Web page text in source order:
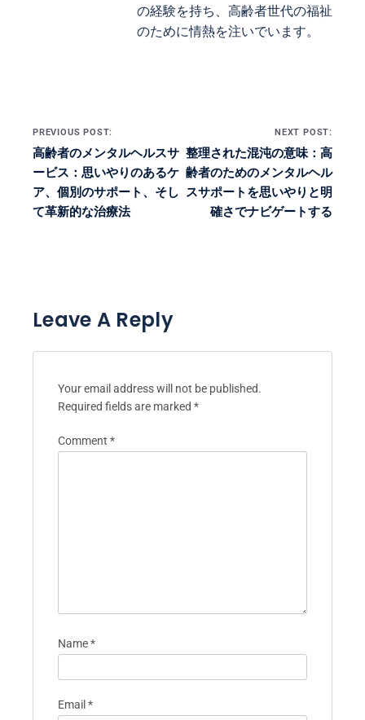
の経験を持ち、高齢者世代の福祉
のために情熱を注いでいます。
Post navigation
PREVIOUS POST:
高齢者のメンタルヘルスサ
ービス：思いやりのあるケ
ア、個別のサポート、そし
て革新的な治療法
NEXT POST:
整理された混沌の意味：高
齢者のためのメンタルヘル
スサポートを思いやりと明
確さでナビゲートする
Leave A Reply
Your email address will not be published.
Required fields are marked *
Comment *
Name*
Email *